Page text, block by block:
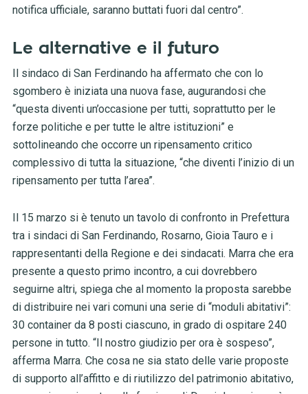
notifica ufficiale, saranno buttati fuori dal centro”.
Le alternative e il futuro
Il sindaco di San Ferdinando ha affermato che con lo
sgombero è iniziata una nuova fase, augurandosi che
“questa diventi un’occasione per tutti, soprattutto per le
forze politiche e per tutte le altre istituzioni” e
sottolineando che occorre un ripensamento critico
complessivo di tutta la situazione, “che diventi l’inizio di un
ripensamento per tutta l’area”.
Il 15 marzo si è tenuto un tavolo di confronto in Prefettura
tra i sindaci di San Ferdinando, Rosarno, Gioia Tauro e i
rappresentanti della Regione e dei sindacati. Marra che era
presente a questo primo incontro, a cui dovrebbero
seguirne altri, spiega che al momento la proposta sarebbe
di distribuire nei vari comuni una serie di “moduli abitativi”:
30 container da 8 posti ciascuno, in grado di ospitare 240
persone in tutto. “Il nostro giudizio per ora è sospeso”,
afferma Marra. Che cosa ne sia stato delle varie proposte
di supporto all’affitto e di riutilizzo del patrimonio abitativo,